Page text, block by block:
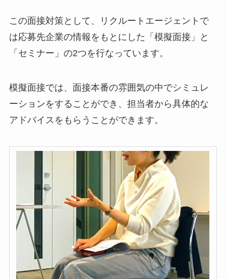
この面接対策として、リクルートエージェントで
は応募先企業の情報をもとにした 「模擬面接」
と
「セミナー」 の2つを行なっています。
模擬面接では、面接本番の雰囲気の中でシミュレ
ーションをすることができ、担当者から具体的な
アドバイスをもらうことができます。